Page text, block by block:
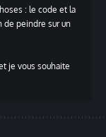
: le code et la
de peindre sur un
je vous souhaite